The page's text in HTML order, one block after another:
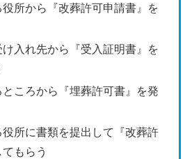
所から『改葬許可申請書』を
入れ先から『受入証明書』を
ころから『埋葬許可書』を発
所に書類を提出して『改葬許
もらう